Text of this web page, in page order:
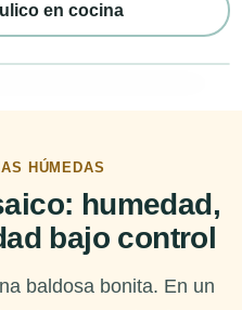
en cocina
HÚMEDAS
humedad,
bajo control
baldosa bonita. En un